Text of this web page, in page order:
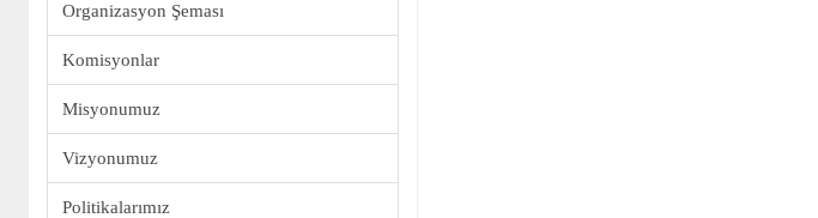
Organizasyon Şeması
Komisyonlar
Misyonumuz
Vizyonumuz
Politikalarımız